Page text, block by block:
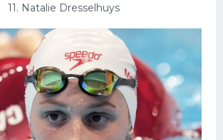
11. Natalie Dresselhuys